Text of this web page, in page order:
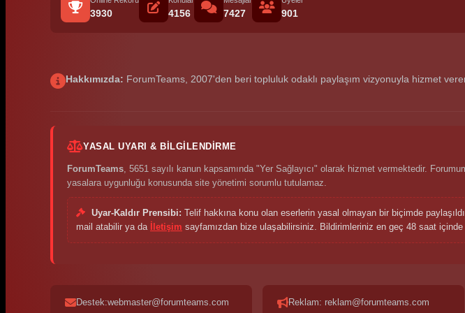
3930 4156 7427 901
Hakkımızda: ForumTeams, 2007'den beri topluluk odaklı paylaşım vizyonuyla hizmet
YASAL UYARI & BILGILENDIRME
ForumTeams, 5651 sayılı kanun kapsamında "Yer Sağlayıcı" olarak hizmet vermektedir.
yasalara uygunluğu konusunda site yönetimi sorumlu tutulamaz.
Uyar-Kaldır Prensibi: Telif hakkına konu olan eserlerin yasal olmayan bir biçimde
mail atabilir ya da
İletişim sayfamızdan bize ulaşabilirsiniz. Bildirimleriniz en geç 48 saat içinde
Destek:webmaster@forumteams.com Reklam: reklam@forumteams.com